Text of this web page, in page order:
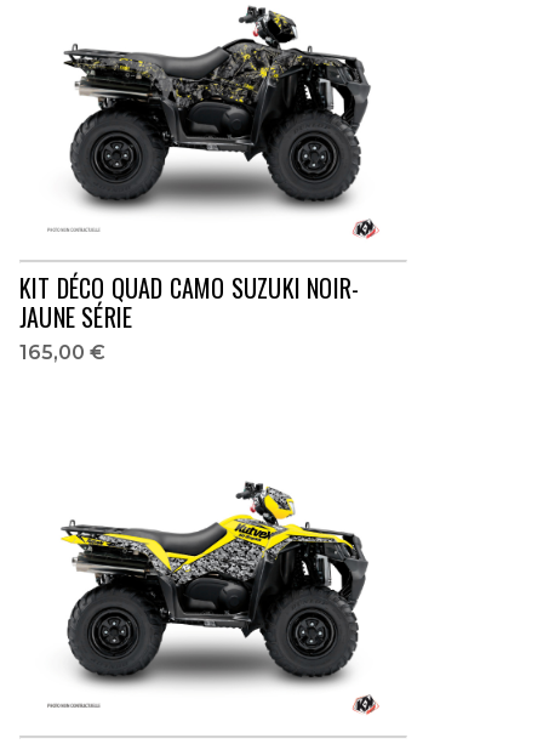
KIT DÉCO QUAD CAMO SUZUKI NOIR-
JAUNE SÉRIE
165,00 €